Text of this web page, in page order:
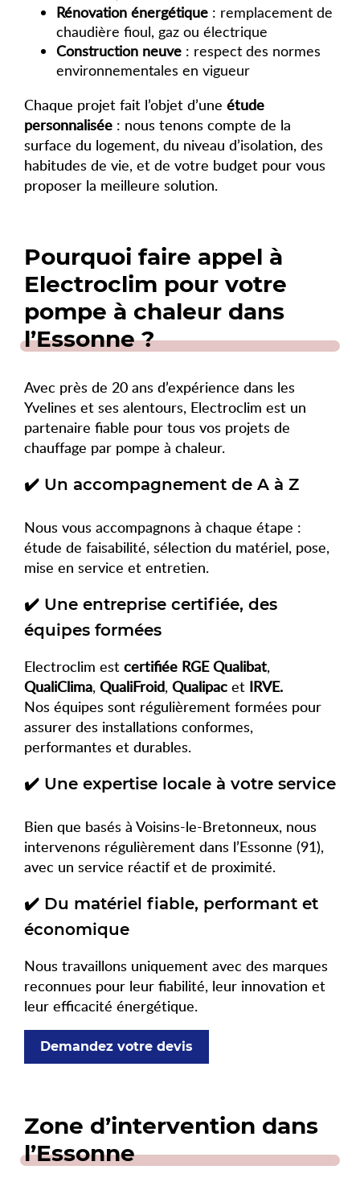
Rénovation énergétique : remplacement de
chaudière fioul, gaz ou électrique
Construction neuve : respect des normes
environnementales en vigueur
Chaque projet fait l’objet d’une étude
personnalisée : nous tenons compte de la
surface du logement, du niveau d’isolation, des
habitudes de vie, et de votre budget pour vous
proposer la meilleure solution.
Pourquoi faire appel à
Electroclim pour votre
pompe à chaleur dans
l’Essonne ?
Avec près de 20 ans d’expérience dans les
Yvelines et ses alentours, Electroclim est un
partenaire fiable pour tous vos projets de
chauffage par pompe à chaleur.
✔️ Un accompagnement de A à Z
Nous vous accompagnons à chaque étape :
étude de faisabilité, sélection du matériel, pose,
mise en service et entretien.
✔️ Une entreprise certifiée, des
équipes formées
Electroclim est certifiée RGE Qualibat,
QualiClima, QualiFroid, Qualipac et IRVE.
Nos équipes sont régulièrement formées pour
assurer des installations conformes,
performantes et durables.
✔️ Une expertise locale à votre service
Bien que basés à Voisins-le-Bretonneux, nous
intervenons régulièrement dans l’Essonne (91),
avec un service réactif et de proximité.
✔️ Du matériel fiable, performant et
économique
Nous travaillons uniquement avec des marques
reconnues pour leur fiabilité, leur innovation et
leur efficacité énergétique.
Demandez votre devis
Zone d’intervention dans
l’Essonne